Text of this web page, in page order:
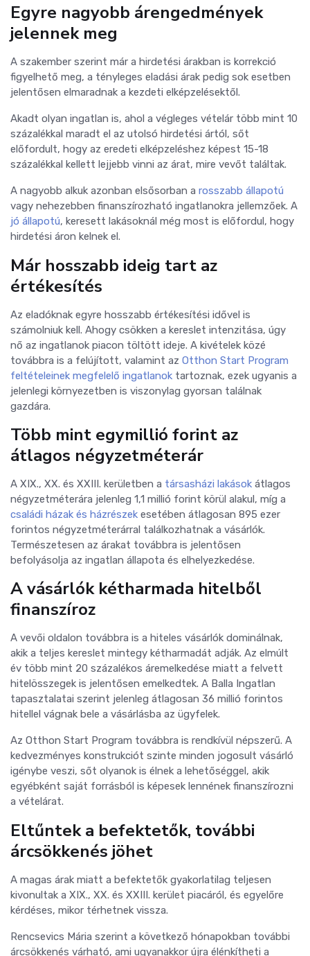
Egyre nagyobb árengedmények
jelennek meg
A szakember szerint már a hirdetési árakban is korrekció
figyelhető meg, a tényleges eladási árak pedig sok esetben
jelentősen elmaradnak a kezdeti elképzelésektől.
Akadt olyan ingatlan is, ahol a végleges vételár több mint 10
százalékkal maradt el az utolsó hirdetési ártól, sőt
előfordult, hogy az eredeti elképzeléshez képest 15-18
százalékkal kellett lejjebb vinni az árat, mire vevőt találtak.
A nagyobb alkuk azonban elsősorban a rosszabb állapotú
vagy nehezebben finanszírozható ingatlanokra jellemzőek. A
jó állapotú, keresett lakásoknál még most is előfordul, hogy
hirdetési áron kelnek el.
Már hosszabb ideig tart az
értékesítés
Az eladóknak egyre hosszabb értékesítési idővel is
számolniuk kell. Ahogy csökken a kereslet intenzitása, úgy
nő az ingatlanok piacon töltött ideje. A kivételek közé
továbbra is a felújított, valamint az Otthon Start Program
feltételeinek megfelelő ingatlanok tartoznak, ezek ugyanis a
jelenlegi környezetben is viszonylag gyorsan találnak
gazdára.
Több mint egymillió forint az
átlagos négyzetméterár
A XIX., XX. és XXIII. kerületben a társasházi lakások átlagos
négyzetméterára jelenleg 1,1 millió forint körül alakul, míg a
családi házak és házrészek esetében átlagosan 895 ezer
forintos négyzetméterárral találkozhatnak a vásárlók.
Természetesen az árakat továbbra is jelentősen
befolyásolja az ingatlan állapota és elhelyezkedése.
A vásárlók kétharmada hitelből
finanszíroz
A vevői oldalon továbbra is a hiteles vásárlók dominálnak,
akik a teljes kereslet mintegy kétharmadát adják. Az elmúlt
év több mint 20 százalékos áremelkedése miatt a felvett
hitelösszegek is jelentősen emelkedtek. A Balla Ingatlan
tapasztalatai szerint jelenleg átlagosan 36 millió forintos
hitellel vágnak bele a vásárlásba az ügyfelek.
Az Otthon Start Program továbbra is rendkívül népszerű. A
kedvezményes konstrukciót szinte minden jogosult vásárló
igénybe veszi, sőt olyanok is élnek a lehetőséggel, akik
egyébként saját forrásból is képesek lennének finanszírozni
a vételárat.
Eltűntek a befektetők, további
árcsökkenés jöhet
A magas árak miatt a befektetők gyakorlatilag teljesen
kivonultak a XIX., XX. és XXIII. kerület piacáról, és egyelőre
kérdéses, mikor térhetnek vissza.
Rencsevics Mária szerint a következő hónapokban további
árcsökkenés várható, ami ugyanakkor újra élénkítheti a